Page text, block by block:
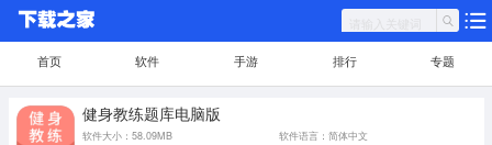
首页 软件 手游 排行 专题
健身教练题库电脑版
软件大小：58.09MB
软件语言：简体中文